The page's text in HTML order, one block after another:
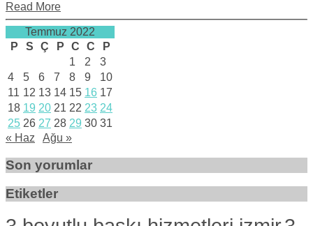
Read More
Temmuz 2022
P
S Ç P C C
P
1
2
3
4
5 6 7 8 9
10
11 12 13 14 15 16 17
18 19 20 21 22 23 24
25 26 27 28 29 30 31
« Haz
Ağu »
Son yorumlar
Etiketler